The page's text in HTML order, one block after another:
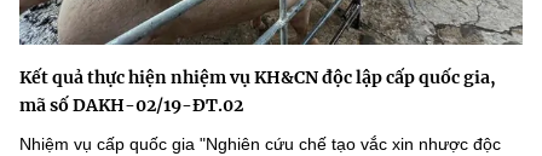
Kết quả thực hiện nhiệm vụ KH&CN độc lập cấp quốc gia,
mã số DAKH-02/19-ĐT.02
Nhiệm vụ cấp quốc gia "Nghiên cứu chế tạo vắc xin nhược độc